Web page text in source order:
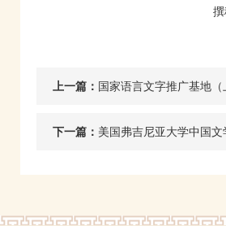
上一篇： 国家语言文字推广基地（
团队一行赴西藏札达县
下一篇： 美国弗吉尼亚大学中国